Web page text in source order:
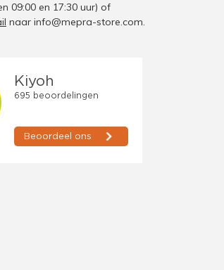
09:00 en 17:30 uur) of
naar info@mepra-store.com.